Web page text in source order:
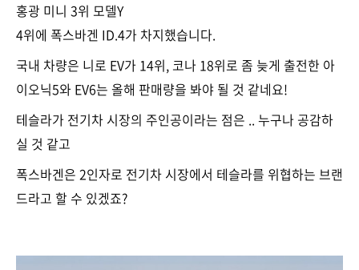
홍광 미니 3위 모델Y
4위에 폭스바겐 ID.4가 차지했습니다.
국내 차량은 니로 EV가 14위, 코나 18위로 좀 늦게 출전한 아
이오닉5와 EV6는 올해 판매량을 봐야 될 것 같네요!
테슬라가 전기차 시장의 주인공이라는 점은 .. 누구나 공감하
실 것 같고
폭스바겐은 2인자로 전기차 시장에서 테슬라를 위협하는 브랜
드라고 할 수 있겠죠?